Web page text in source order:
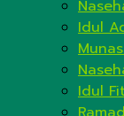
Idul
Idul